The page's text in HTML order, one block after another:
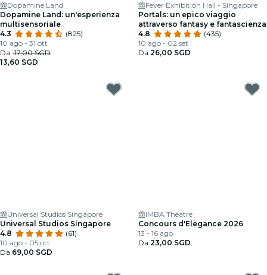
Dopamine Land
Dopamine Land: un'esperienza
multisensoriale
4.3
(825)
10 ago - 31 ott
Da 17,00 SGD
13,60 SGD
Fever Exhibition Hall - Singapore
Portals: un epico viaggio
attraverso fantasy e fantascienza
4.8
(435)
10 ago - 02 set
Da 26,00 SGD
Universal Studios Singapore
Universal Studios Singapore
4.8
(61)
10 ago - 05 ott
Da 69,00 SGD
IMBA Theatre
Concours d'Elegance 2026
13 - 16 ago
Da 23,00 SGD